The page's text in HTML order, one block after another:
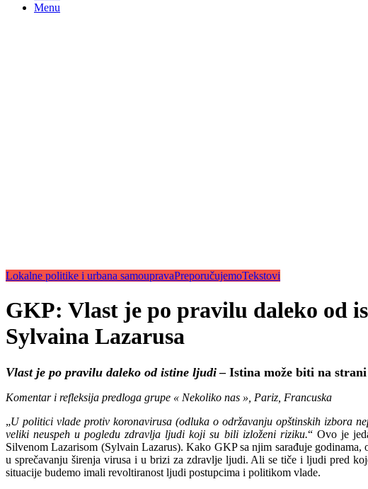
Menu
Lokalne politike i urbana samoupravaPreporučujemoTekstovi
GKP: Vlast je po pravilu daleko od
Sylvaina Lazarusa
Vlast je po pravilu daleko od istine ljudi – Istina može biti na
Komentar i refleksija predloga grupe « Nekoliko nas », Pariz, Francuska
„U politici vlade protiv koronavirusa (odluka o održavanju opštinskih izbora
veliki neuspeh u pogledu zdravlja ljudi koji su bili izloženi riziku.“ Ovo je
Silvenom Lazarisom (Sylvain Lazarus). Kako GKP sa njim sarađuje
u sprečavanju širenja virusa i u brizi za zdravlje ljudi. Ali se tiče i ljudi pred
situacije budemo imali revoltiranost ljudi postupcima i politikom vlade.